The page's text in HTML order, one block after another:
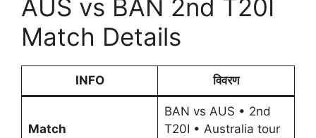
AUS vs BAN 2nd T20I
Match Details
INFO विवरण
Match
BAN vs AUS • 2nd
T20I • Australia tour